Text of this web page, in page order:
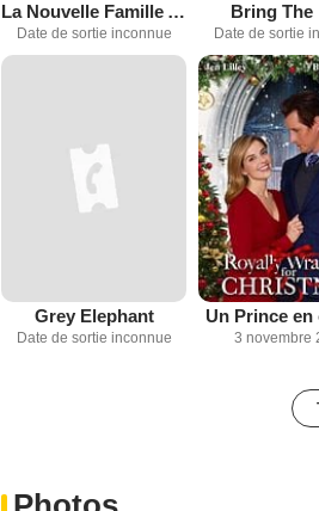
La Nouvelle Famille Addams
Date de sortie inconnue
Bring The
Date de sortie
Grey Elephant
Date de sortie inconnue
Un Prince en
3 novembre